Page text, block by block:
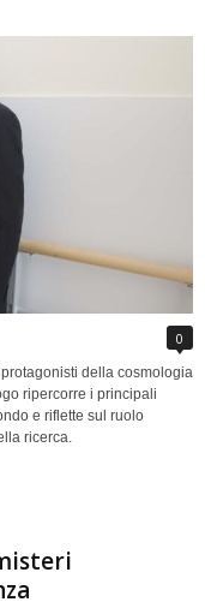
0
della cosmologia
ripercorre i principali
e riflette sul ruolo
ricerca.